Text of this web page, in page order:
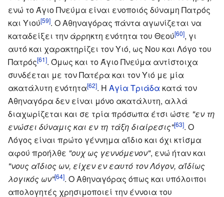
ενώ το Άγιο Πνεύμα είναι ενοποιός δύναμη Πατρός
και Υιού[59]. Ο Αθηναγόρας πάντα αγωνίζεται να
καταδείξει την άρρηκτη ενότητα του Θεού[60], γι
αυτό και χαρακτηρίζει τον Υιό, ως Νου και Λόγο του
Πατρός[61]. Όμως και το Άγιο Πνεύμα αντίστοιχα
συνδέεται με τον Πατέρα και τον Υιό με μία
ακατάλυτη ενότητα[62]. Η Αγία Τριάδα κατά τον
Αθηναγόρα δεν είναι μόνο ακατάλυτη, αλλά
διαχωρίζεται και σε τρία πρόσωπα έτσι ώστε "εν τη
ενώσει δύναμις και εν τη τάξη διαίρεσις"[63]. Ο
Λόγος είναι πρώτο γέννημα αΐδιο και όχι κτίσμα
αφού προήλθε "ουχ ως γεννόμενον", ενώ ήταν και
"νους αΐδιος ων, είχεν εν εαυτό τον Λόγον, αΐδίως
λογικός ων"[64]. Ο Αθηναγόρας όπως και υπόλοιποι
απολογητές χρησιμοποιεί την έννοια του